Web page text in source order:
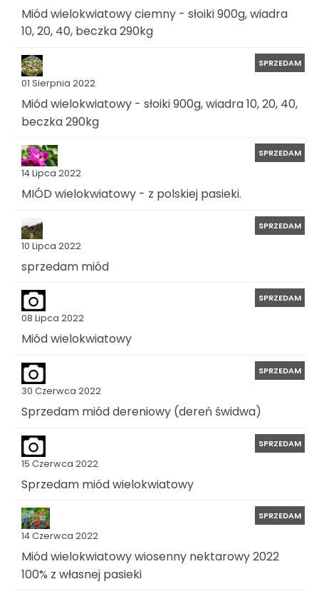
Miód wielokwiatowy ciemny - słoiki 900g, wiadra
10, 20, 40, beczka 290kg
01 Sierpnia 2022
SPRZEDAM
Miód wielokwiatowy - słoiki 900g, wiadra 10, 20, 40,
beczka 290kg
14 Lipca 2022
SPRZEDAM
MIÓD wielokwiatowy - z polskiej pasieki.
10 Lipca 2022
SPRZEDAM
sprzedam miód
08 Lipca 2022
SPRZEDAM
Miód wielokwiatowy
30 Czerwca 2022
SPRZEDAM
Sprzedam miód dereniowy (dereń świdwa)
15 Czerwca 2022
SPRZEDAM
Sprzedam miód wielokwiatowy
14 Czerwca 2022
SPRZEDAM
Miód wielokwiatowy wiosenny nektarowy 2022
100% z własnej pasieki